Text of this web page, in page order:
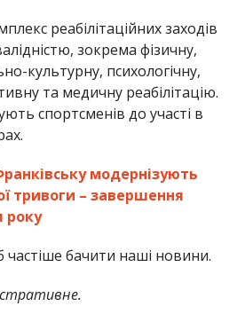
реабілітаційних заходів
зокрема фізичну,
культурну, психологічну,
та медичну реабілітацію.
спортсменів до участі в
модернізують
тривоги – завершення
року
частіше бачити наші новини.